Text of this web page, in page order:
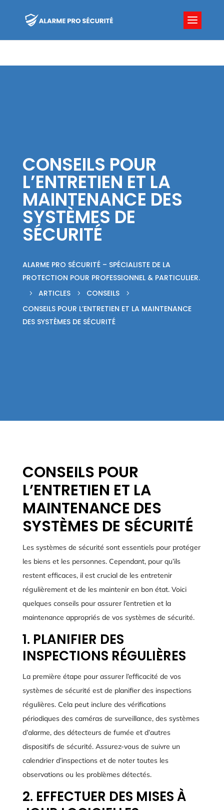
CONSEILS POUR
L’ENTRETIEN ET LA
MAINTENANCE DES
SYSTÈMES DE
SÉCURITÉ
ALARME PRO SÉCURITÉ – SPÉCIALISTE DE LA
PROTECTION POUR PROFESSIONNEL & PARTICULIER.
5 ARTICLES 5 CONSEILS 5
CONSEILS POUR L’ENTRETIEN ET LA MAINTENANCE
DES SYSTÈMES DE SÉCURITÉ
CONSEILS POUR
L’ENTRETIEN ET LA
MAINTENANCE DES
SYSTÈMES DE SÉCURITÉ
Les systèmes de sécurité sont essentiels pour protéger
les biens et les personnes. Cependant, pour qu’ils
restent efficaces, il est crucial de les entretenir
régulièrement et de les maintenir en bon état. Voici
quelques conseils pour assurer l’entretien et la
maintenance appropriés de vos systèmes de sécurité.
1. PLANIFIER DES
INSPECTIONS RÉGULIÈRES
La première étape pour assurer l’efficacité de vos
systèmes de sécurité est de planifier des inspections
régulières. Cela peut inclure des vérifications
périodiques des caméras de surveillance, des systèmes
d’alarme, des détecteurs de fumée et d’autres
dispositifs de sécurité. Assurez-vous de suivre un
calendrier d’inspections et de noter toutes les
observations ou les problèmes détectés.
2. EFFECTUER DES MISES À